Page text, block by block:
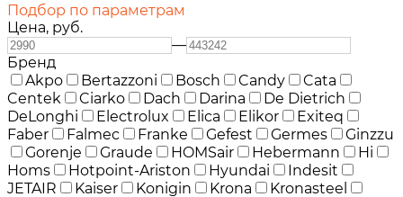
Подбор по параметрам
Цена, руб.
—
Бренд
Akpo
Bertazzoni Bosch Candy
Cata
Centek
Ciarko Dach Darina
De Dietrich
DeLonghi
Electrolux Elica Elikor
Exiteq
Faber
Falmec Franke Gefest Germes
Ginzzu
Gorenje
Graude HOMSair Hebermann
Hi
Homs
Hotpoint-Ariston Hyundai
Indesit
JETAIR
Kaiser Konigin Krona
Kronasteel